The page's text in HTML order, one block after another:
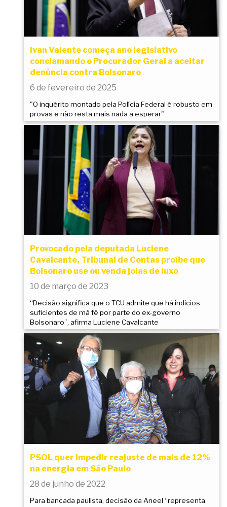
Ivan Valente começa ano legislativo
conclamando o Procurador Geral a aceitar
denúncia contra Bolsonaro
6 de fevereiro de 2025
"O inquérito montado pela Polícia Federal é robusto em
provas e não resta mais nada a esperar"
Provocado pela deputada Luciene
Cavalcante, Tribunal de Contas proíbe que
Bolsonaro use ou venda joias de luxo
10 de março de 2023
“Decisão significa que o TCU admite que há indícios
suficientes de má fé por parte do ex-governo
Bolsonaro”, afirma Luciene Cavalcante
PSOL quer impedir reajuste de mais de 12%
na energia em São Paulo
28 de junho de 2022
Para bancada paulista, decisão da Aneel “representa